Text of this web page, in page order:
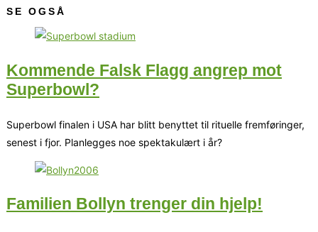
SE OGSÅ
Kommende Falsk Flagg angrep mot
Superbowl?
Superbowl finalen i USA har blitt benyttet til rituelle fremføringer,
senest i fjor. Planlegges noe spektakulært i år?
Familien Bollyn trenger din hjelp!